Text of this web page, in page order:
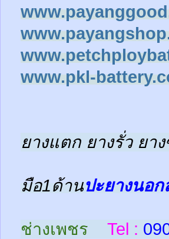
www.pkl-
ยางแตก ยางรั่ว ยา
มือ1ด้านปะยางนอ
ช่างเพชร Tel :